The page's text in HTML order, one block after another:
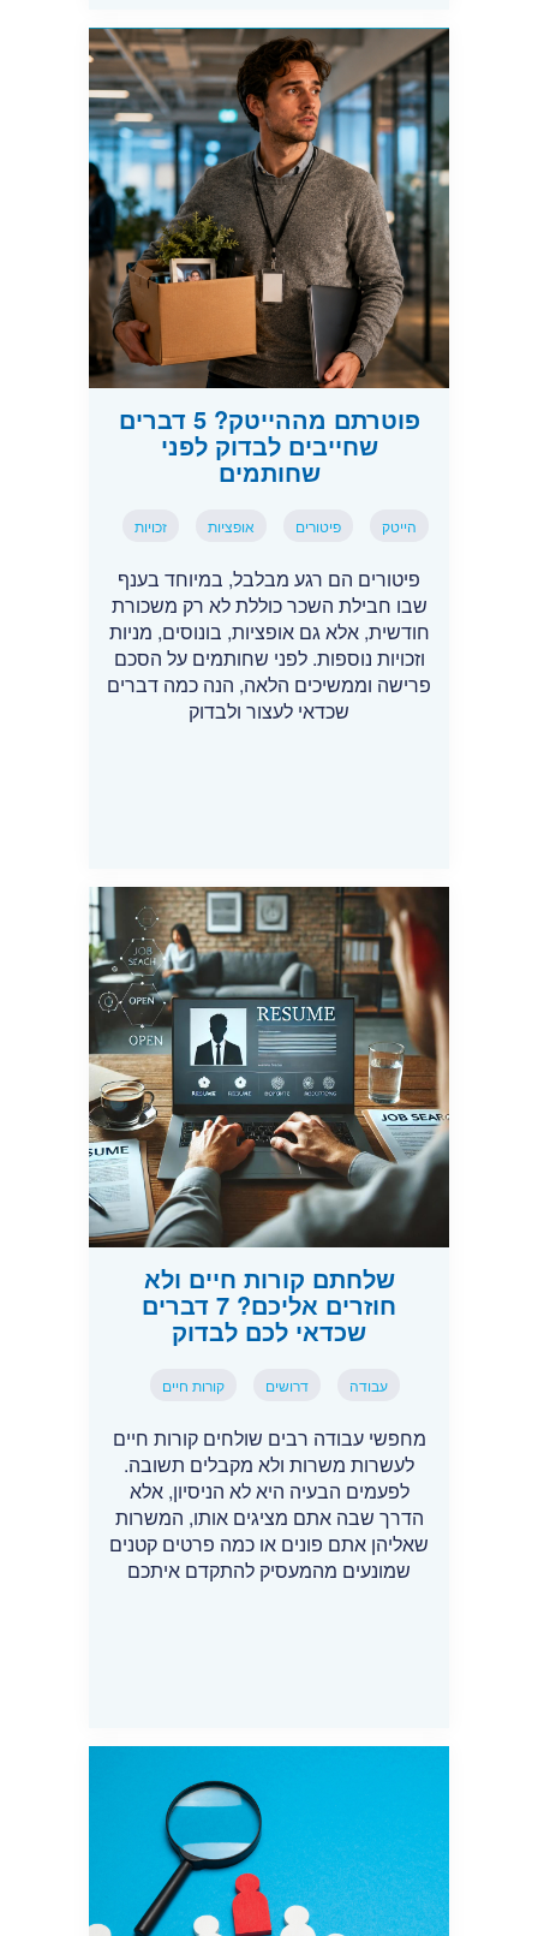
פוטרתם מההייטק? 5 דברים
שחייבים לבדוק לפני
שחותמים
הייטק פיטורים אופציות זכויות
פיטורים הם רגע מבלבל, במיוחד בענף
שבו חבילת השכר כוללת לא רק משכורת
חודשית, אלא גם אופציות, בונוסים, מניות
וזכויות נוספות. לפני שחותמים על הסכם
פרישה וממשיכים הלאה, הנה כמה דברים
שכדאי לעצור ולבדוק
שלחתם קורות חיים ולא
חוזרים אליכם? 7 דברים
שכדאי לכם לבדוק
עבודה דרושים קורות חיים
מחפשי עבודה רבים שולחים קורות חיים
לעשרות משרות ולא מקבלים תשובה.
לפעמים הבעיה היא לא הניסיון, אלא
הדרך שבה אתם מציגים אותו, המשרות
שאליהן אתם פונים או כמה פרטים קטנים
שמונעים מהמעסיק להתקדם איתכם